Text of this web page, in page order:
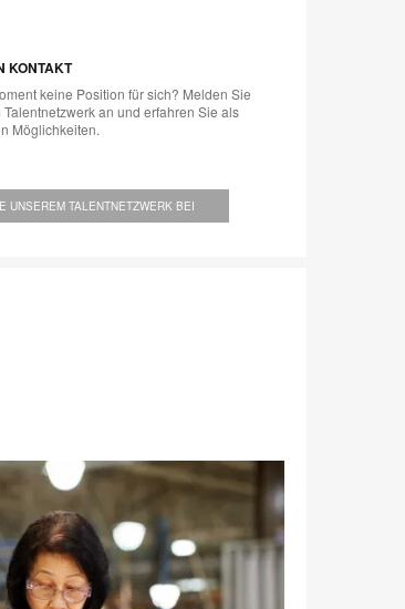
KONTAKT
keine Position für sich? Melden Sie
an und erfahren Sie als
Möglichkeiten.
UNSEREM TALENTNETZWERK BEI